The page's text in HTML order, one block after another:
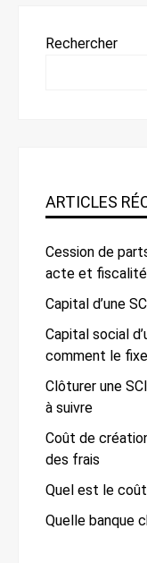
Rechercher
ARTICLES
Cession de
acte et fiscalité
Capital d’une
Capital social
comment le
Clôturer une
à suivre
Coût de
des frais
Quel est le coût
Quelle banque